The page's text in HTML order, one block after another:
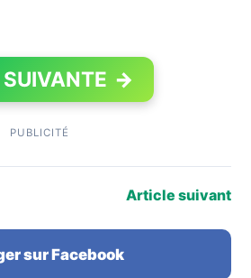
SUIVANTE →
PUBLICITÉ
Article suivant
sur Facebook